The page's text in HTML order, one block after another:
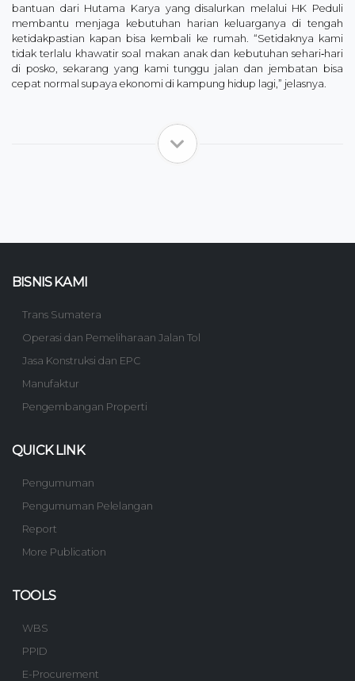
bantuan dari Hutama Karya yang disalurkan melalui HK Peduli
membantu menjaga kebutuhan harian keluarganya di tengah
ketidakpastian kapan bisa kembali ke rumah. “Setidaknya kami
tidak terlalu khawatir soal makan anak dan kebutuhan sehari‑hari
di posko, sekarang yang kami tunggu jalan dan jembatan bisa
cepat normal supaya ekonomi di kampung hidup lagi,” jelasnya.
BISNIS KAMI
Trans Sumatera
Operasi dan Pemeliharaan Jalan Tol
Jasa Konstruksi dan EPC
Manufaktur
Pengembangan Properti
QUICK LINK
Pengumuman
Pengumuman Pelelangan
Report
More Publication
TOOLS
WBS
PPID
E-Procurement